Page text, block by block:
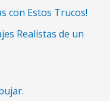
con Estos Trucos!
Realistas de un